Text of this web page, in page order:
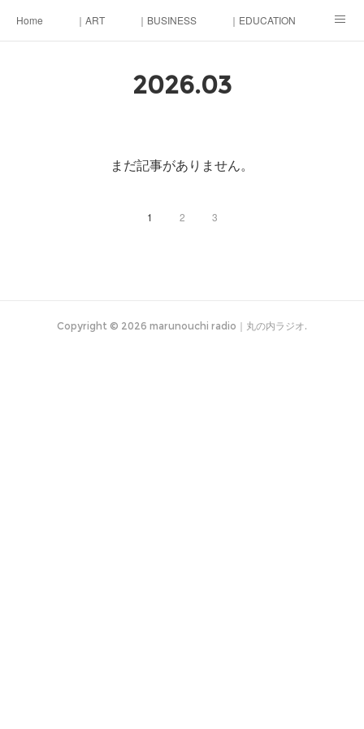
Home ｜ART ｜BUSINESS ｜EDUCATION
2026.03
まだ記事がありません。
1 2 3
Copyright © 2026 marunouchi radio｜丸の内ラジオ.